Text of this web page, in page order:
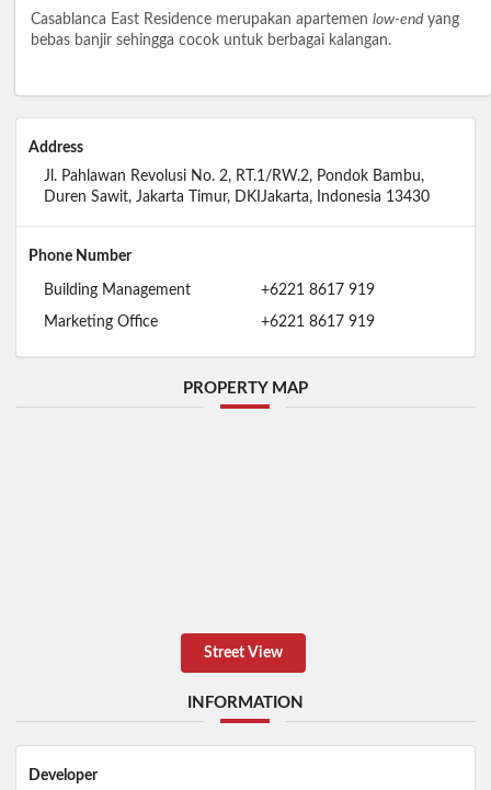
Casablanca East Residence merupakan apartemen low-end yang
bebas banjir sehingga cocok untuk berbagai kalangan.
Address
Jl. Pahlawan Revolusi No. 2, RT.1/RW.2, Pondok Bambu,
Duren Sawit, Jakarta Timur, DKIJakarta, Indonesia 13430
Phone Number
Building Management +6221 8617 919
Marketing Office +6221 8617 919
PROPERTY MAP
Street View
INFORMATION
Developer